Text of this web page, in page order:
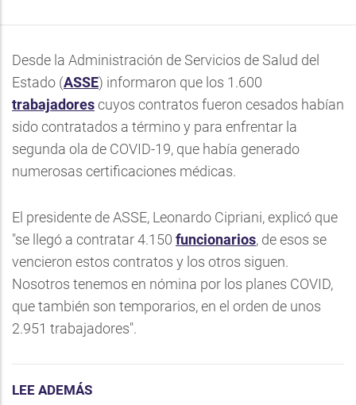
Desde la Administración de Servicios de Salud del
Estado (ASSE) informaron que los 1.600
trabajadorescuyos contratos fueron cesados habían
sido contratados a término y para enfrentar la
segunda ola de COVID-19, que había generado
numerosas certificaciones médicas.
El presidente de ASSE, Leonardo Cipriani, explicó que
"se llegó a contratar 4.150 funcionarios, de esos se
vencieron estos contratos y los otros siguen.
Nosotros tenemos en nómina por los planes COVID,
que también son temporarios, en el orden de unos
2.951 trabajadores".
LEE ADEMÁS